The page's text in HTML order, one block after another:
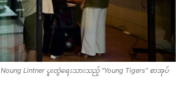
Noung Lintner ပူးတွဲရေးသားသည့် “Young Tigers” စာအုပ်